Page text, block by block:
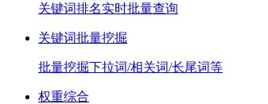
关键词排名实时批量查询
关键词批量挖掘
批量挖掘下拉词/相关词/长尾词等
权重综合